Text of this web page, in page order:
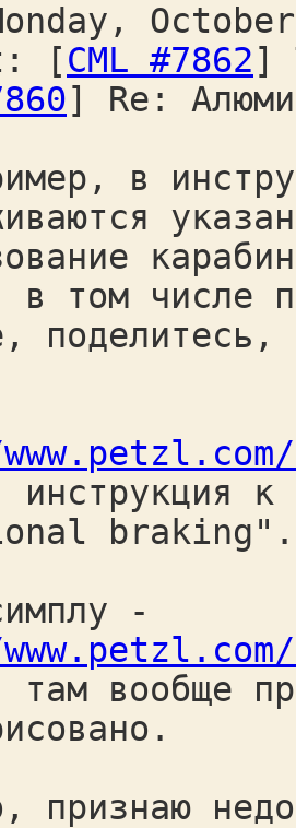
[CML #7862]
] Re:
в
в том числе
инструкция к
braking".
-
там вообще
признаю